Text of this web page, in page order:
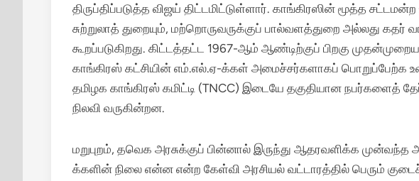
திருப்திப்படுத்த விஜய் திட்டமிட்டுள்ளார். காங்கிரஸின் மூத்த சட்டமன்ற
சுற்றுலாத் துறையும், மற்றொருவருக்குப் பால்வளத்துறை அல்லது கதர்
கூறப்படுகிறது. கிட்டத்தட்ட 1967-ஆம் ஆண்டிற்குப் பிறகு
காங்கிரஸ் கட்சியின் எம்.எல்.ஏ-க்கள் அமைச்சர்களாகப் பொறுப்பேற்க
தமிழக காங்கிரஸ் கமிட்டி (TNCC) இடையே தகுதியான நபர்களைத்
நிலவி வருகின்றன.
மறுபுறம், தவெக அரசுக்குப் பின்னால் இருந்து ஆதரவளிக்க முன்வந்த
க்களின் நிலை என்ன என்ற கேள்வி அரசியல் வட்டாரத்தில் பெரும்